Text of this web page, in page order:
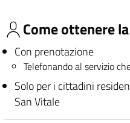
Come ottenere
Con prenotazione
Telefonando al servizio
Solo per i cittadini
San Vitale